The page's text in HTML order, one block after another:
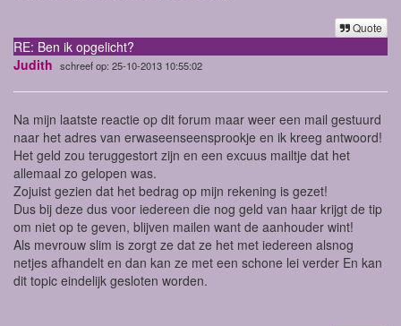
Quote
RE: Ben ik opgelicht?
Judith schreef op: 25-10-2013 10:55:02
Na mijn laatste reactie op dit forum maar weer een mail gestuurd
naar het adres van erwaseenseensprookje en ik kreeg antwoord!
Het geld zou teruggestort zijn en een excuus mailtje dat het
allemaal zo gelopen was.
Zojuist gezien dat het bedrag op mijn rekening is gezet!
Dus bij deze dus voor iedereen die nog geld van haar krijgt de tip
om niet op te geven, blijven mailen want de aanhouder wint!
Als mevrouw slim is zorgt ze dat ze het met iedereen alsnog
netjes afhandelt en dan kan ze met een schone lei verder En kan
dit topic eindelijk gesloten worden.